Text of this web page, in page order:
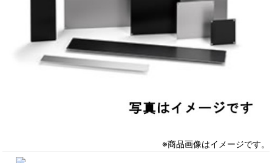
※商品画像はイメージです。